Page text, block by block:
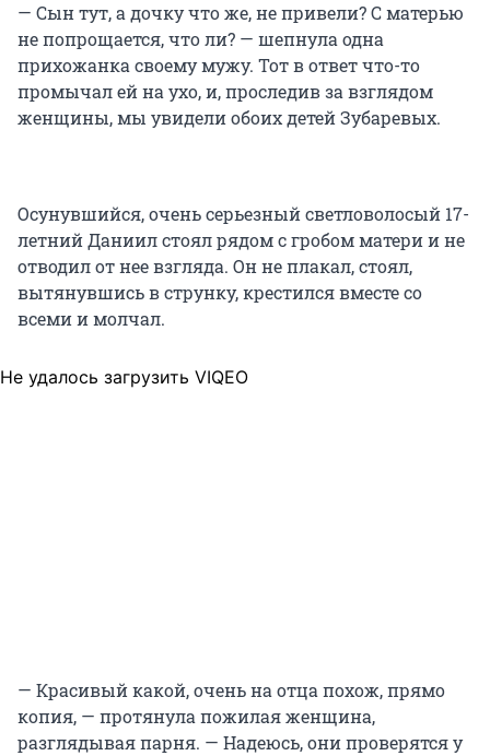
— Сын тут, а дочку что же, не привели? С матерью
не попрощается, что ли? — шепнула одна
прихожанка своему мужу. Тот в ответ что-то
промычал ей на ухо, и, проследив за взглядом
женщины, мы увидели обоих детей Зубаревых.
Осунувшийся, очень серьезный светловолосый 17-
летний Даниил стоял рядом с гробом матери и не
отводил от нее взгляда. Он не плакал, стоял,
вытянувшись в струнку, крестился вместе со
всеми и молчал.
Не удалось загрузить VIQEO
— Красивый какой, очень на отца похож, прямо
копия, — протянула пожилая женщина,
разглядывая парня. — Надеюсь, они проверятся у